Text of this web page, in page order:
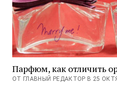
Парфюм, как отличить
ОТ ГЛАВНЫЙ РЕДАКТОР В 25